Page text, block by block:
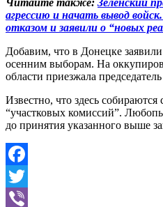
Читайте также: Зеленский
агрессию и начать вывод
отказом и заявили о “новых
Добавим, что в Донецке
осенним выборам. На
области приезжала
Известно, что здесь
“участковых комиссий”.
до принятия указанного выше
Facebook
Twitter